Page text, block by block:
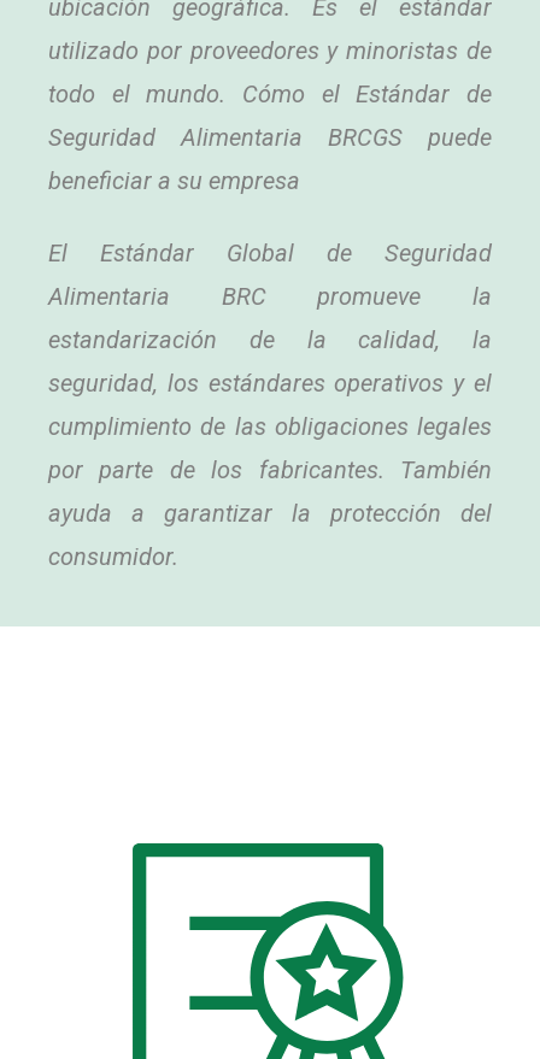
ubicación geográfica. Es el estándar
utilizado por proveedores y minoristas de
todo el mundo. Cómo el Estándar de
Seguridad Alimentaria BRCGS puede
beneficiar a su empresa
El Estándar Global de Seguridad
Alimentaria BRC promueve la
estandarización de la calidad, la
seguridad, los estándares operativos y el
cumplimiento de las obligaciones legales
por parte de los fabricantes. También
ayuda a garantizar la protección del
consumidor.